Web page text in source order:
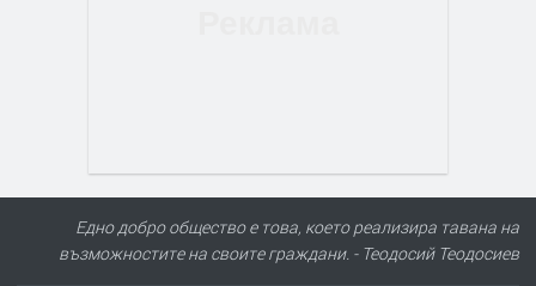
Едно добро общество е това, което реализира тавана на
възможностите на своите граждани. - Теодосий Теодосиев